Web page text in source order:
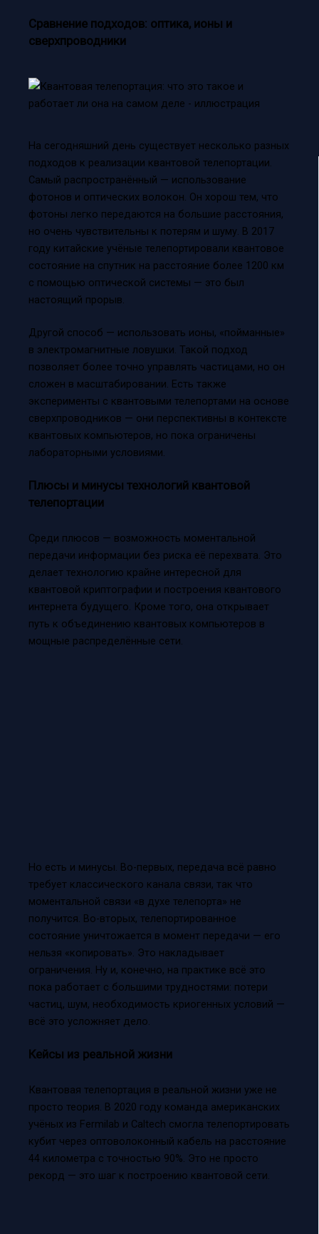
Сравнение подходов: оптика, ионы и
сверхпроводники
На сегодняшний день существует несколько разных
подходов к реализации квантовой телепортации.
Самый распространённый — использование
фотонов и оптических волокон. Он хорош тем, что
фотоны легко передаются на большие расстояния,
но очень чувствительны к потерям и шуму. В 2017
году китайские учёные телепортировали квантовое
состояние на спутник на расстояние более 1200 км
с помощью оптической системы — это был
настоящий прорыв.
Другой способ — использовать ионы, «пойманные»
в электромагнитные ловушки. Такой подход
позволяет более точно управлять частицами, но он
сложен в масштабировании. Есть также
эксперименты с квантовыми телепортами на основе
сверхпроводников — они перспективны в контексте
квантовых компьютеров, но пока ограничены
лабораторными условиями.
Плюсы и минусы технологий квантовой
телепортации
Среди плюсов — возможность моментальной
передачи информации без риска её перехвата. Это
делает технологию крайне интересной для
квантовой криптографии и построения квантового
интернета будущего. Кроме того, она открывает
путь к объединению квантовых компьютеров в
мощные распределённые сети.
Но есть и минусы. Во-первых, передача всё равно
требует классического канала связи, так что
моментальной связи «в духе телепорта» не
получится. Во-вторых, телепортированное
состояние уничтожается в момент передачи — его
нельзя «копировать». Это накладывает
ограничения. Ну и, конечно, на практике всё это
пока работает с большими трудностями: потери
частиц, шум, необходимость криогенных условий —
всё это усложняет дело.
Кейсы из реальной жизни
Квантовая телепортация в реальной жизни уже не
просто теория. В 2020 году команда американских
учёных из Fermilab и Caltech смогла телепортировать
кубит через оптоволоконный кабель на расстояние
44 километра с точностью 90%. Это не просто
рекорд — это шаг к построению квантовой сети.